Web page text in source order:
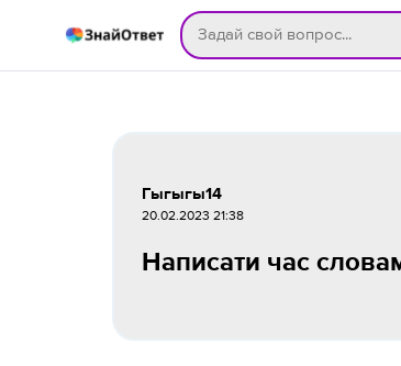
Гыгыгы14
20.02.2023 21:38
Написати час